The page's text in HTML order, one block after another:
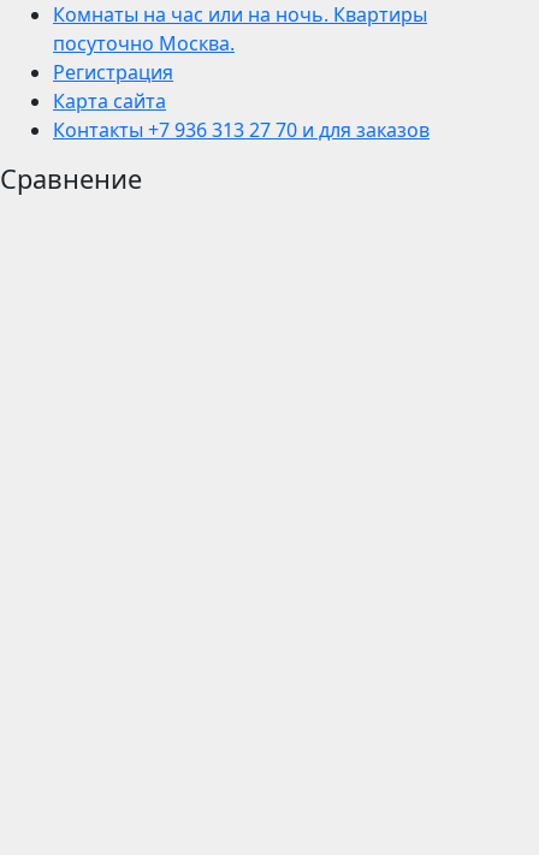
Комнаты на час или на ночь. Квартиры
посуточно Москва.
Регистрация
Карта сайта
Контакты +7 936 313 27 70 и для заказов
Сравнение